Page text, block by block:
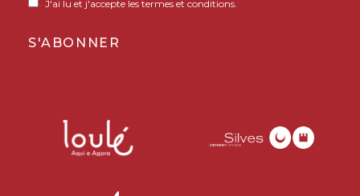
J'ai lu et j'accepte les termes et conditions.